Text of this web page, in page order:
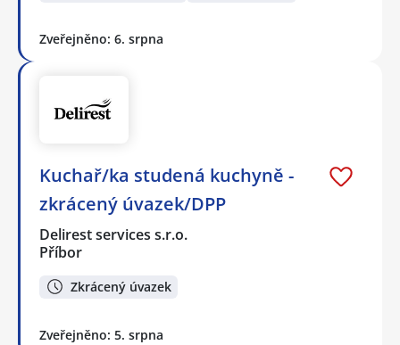
Zveřejněno: 6. srpna
Kuchař/ka studená kuchyně -
zkrácený úvazek/DPP
Delirest services s.r.o.
Příbor
Zkrácený úvazek
Zveřejněno: 5. srpna